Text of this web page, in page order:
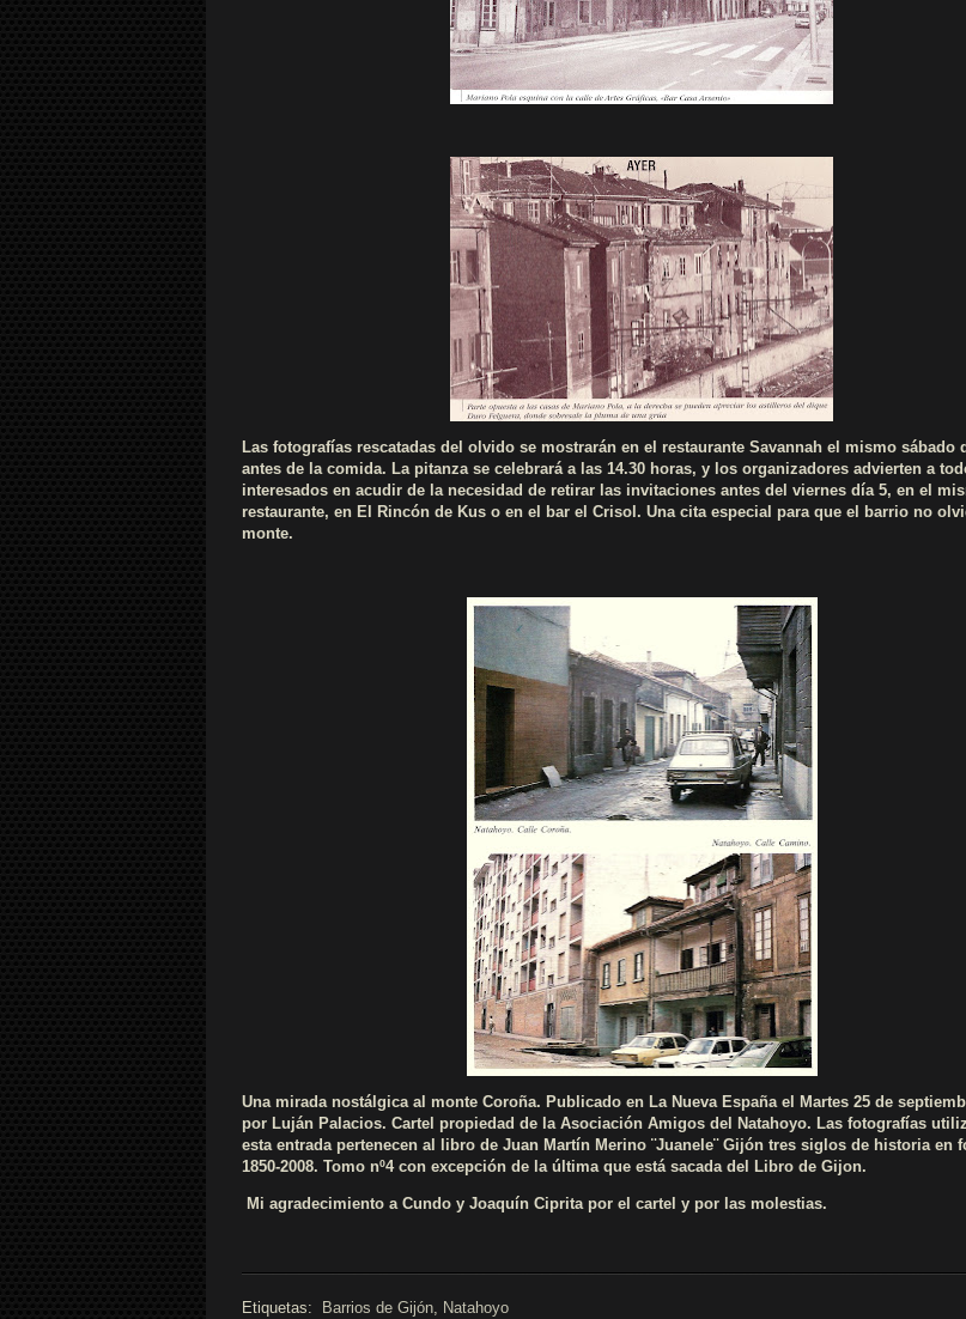
Las fotografías rescatadas del olvido se mostrarán en el restaurante Savannah el mismo sábado
antes de la comida. La pitanza se celebrará a las 14.30 horas, y los organizadores advierten a
interesados en acudir de la necesidad de retirar las invitaciones antes del viernes día 5, en el
restaurante, en El Rincón de Kus o en el bar el Crisol. Una cita especial para que el barrio no
monte.
Una mirada nostálgica al monte Coroña. Publicado en La Nueva España el Martes 25 de
por Luján Palacios. Cartel propiedad de la Asociación Amigos del Natahoyo. Las fotografías
esta entrada pertenecen al libro de Juan Martín Merino ¨Juanele¨ Gijón tres siglos de historia en
1850-2008. Tomo nº4 con excepción de la última que está sacada del Libro de Gijon.
Mi agradecimiento a Cundo y Joaquín Ciprita por el cartel y por las molestias.
Etiquetas: Barrios de Gijón, Natahoyo